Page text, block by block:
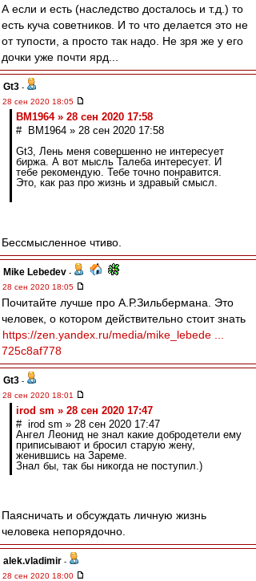
А если и есть (наследство досталось и т.д.) то
есть куча советников. И то что делается это не
от тупости, а просто так надо. Не зря же у его
дочки уже почти ярд...
Gt3 -
28 сен 2020 18:05
BM1964 » 28 сен 2020 17:58
# BM1964 » 28 сен 2020 17:58
Gt3, Лень меня совершенно не интересует
биржа. А вот мысль Талеба интересует. И
тебе рекомендую. Тебе точно понравится.
Это, как раз про жизнь и здравый смысл.
Бессмысленное чтиво.
Mike Lebedev -
28 сен 2020 18:05
Почитайте лучше про А.Р.Зильбермана. Это
человек, о котором действительно стоит знать
https://zen.yandex.ru/media/mike_lebede ...
725c8af778
Gt3 -
28 сен 2020 18:01
irod sm » 28 сен 2020 17:47
# irod sm » 28 сен 2020 17:47
Ангел Леонид не знал какие добродетели ему
приписывают и бросил старую жену,
женившись на Зареме.
Знал бы, так бы никогда не поступил.)
Паясничать и обсуждать личную жизнь
человека непорядочно.
alek.vladimir -
28 сен 2020 18:00